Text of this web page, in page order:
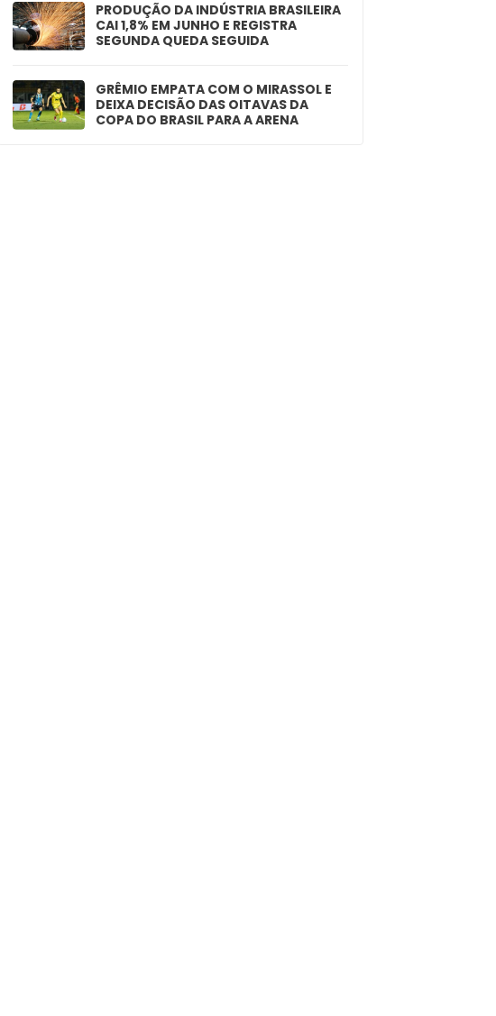
PRODUÇÃO DA INDÚSTRIA BRASILEIRA
CAI 1,8% EM JUNHO E REGISTRA
SEGUNDA QUEDA SEGUIDA
GRÊMIO EMPATA COM O MIRASSOL E
DEIXA DECISÃO DAS OITAVAS DA
COPA DO BRASIL PARA A ARENA